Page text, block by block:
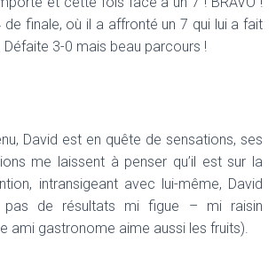
finale, où il a affronté un 7 qui lui a fait
3-0 mais beau parcours !
David est en quête de sensations, ses
me laissent à penser qu’il est sur la
intransigeant avec lui-même, David
de résultats mi figue – mi raisin
ami gastronome aime aussi les fruits).